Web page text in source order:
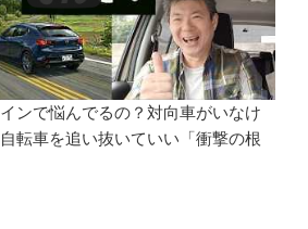
ンで悩んでるの？対向車がいなけ
転車を追い抜いていい「衝撃の根